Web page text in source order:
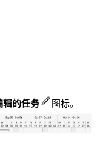
辑的任务 图标。